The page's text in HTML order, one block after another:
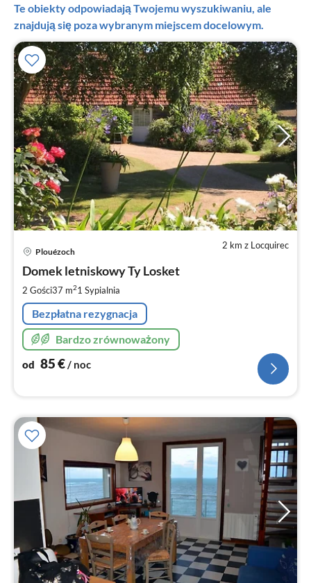
Te obiekty odpowiadają Twojemu wyszukiwaniu, ale
znajdują się poza wybranym miejscem docelowym.
2 km z Locquirec
Plouézoch
Domek letniskowy Ty Losket
2 Gości37 m21 Sypialnia
Bezpłatna rezygnacja
Bardzo zrównoważony
od 85€/ noc